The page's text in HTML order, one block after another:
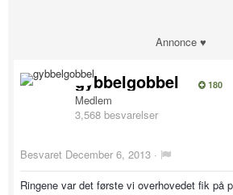
Annonce ♥
gybbelgobbel 180
Medlem
3,568 besvarelser
Besvaret December 6, 2013 ·
Ringene var det første vi overhovedet fik på